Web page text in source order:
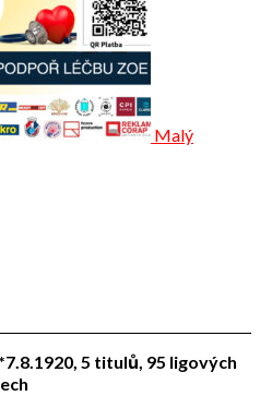
Malý
5 titulů, 95 ligových